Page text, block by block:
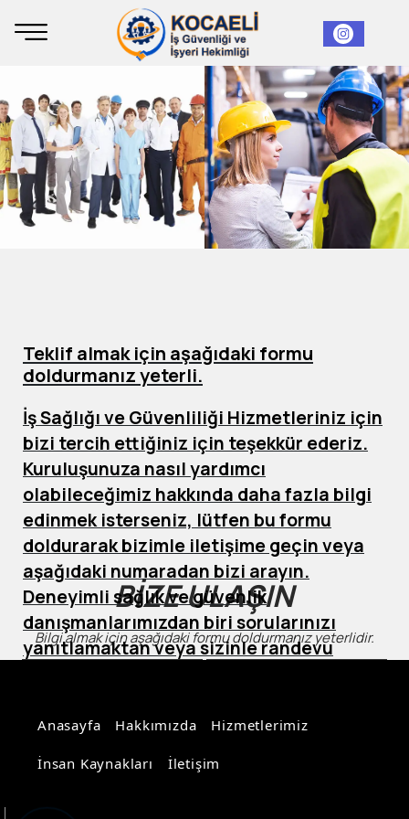
Teklif almak için aşağıdaki formu
doldurmanız yeterli.
İş Sağlığı ve Güvenliliği Hizmetleriniz için
bizi tercih ettiğiniz için teşekkür ederiz.
Kuruluşunuza nasıl yardımcı
olabileceğimiz hakkında daha fazla bilgi
edinmek isterseniz, lütfen bu formu
doldurarak bizimle iletişime geçin veya
aşağıdaki numaradan bizi arayın.
Deneyimli sağlık ve güvenlik
danışmanlarımızdan biri sorularınızı
yanıtlamaktan veya sizinle randevu
BİZE ULAŞIN
Bilgi almak için aşağıdaki formu doldurmanız yeterlidir.
Anasayfa Hakkımızda Hizmetlerimiz
İnsan Kaynakları İletişim